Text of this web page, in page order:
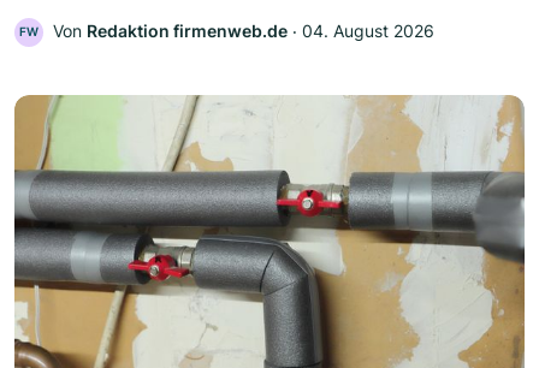
FW Von Redaktion firmenweb.de ‧ 04. August 2026